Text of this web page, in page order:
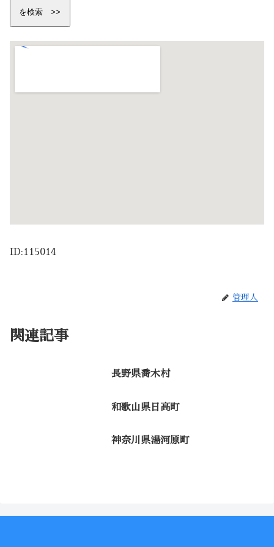
ID:115014
管理人
関連記事
長野県喬木村
和歌山県日高町
神奈川県湯河原町